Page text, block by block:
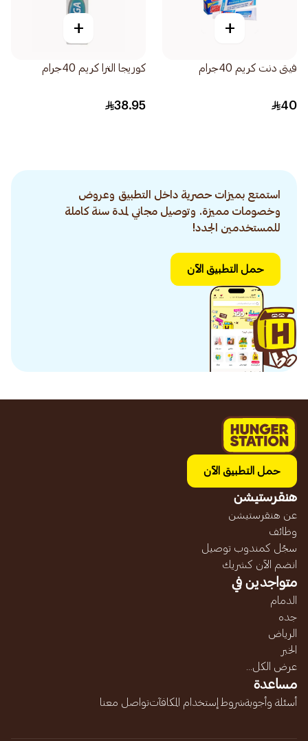
+
فيتى دنت كريم 40جرام
40
+
كوريجا الترا كريم 40جرام
38.95
استمتع بميزات حصرية داخل التطبيق وعروض
وخصومات مميزة. وتوصيل مجاني لمدة سنة كاملة
للمستخدمين الجدد!
حمل التطبيق الآن
حمل التطبيق الآن
هنقرستيشن
عن هنقرستيشن
وظائف
سجّل كمندوب توصيل
انضم الآن كشريك
متواجدين في
الدمام
جده
الرياض
الخبر
عرض الكل...
مساعدة
أسئلة وأجوبةشروط إستخدام المكافآتتواصل معنا